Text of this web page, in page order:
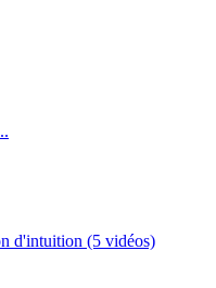
d'intuition (5 vidéos)